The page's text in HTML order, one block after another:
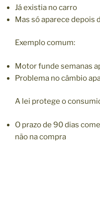
Já existia no carro
Mas só aparece depois
Exemplo comum:
Motor funde semanas
Problema no câmbio
A lei protege o
O prazo de 90 dias
não na compra